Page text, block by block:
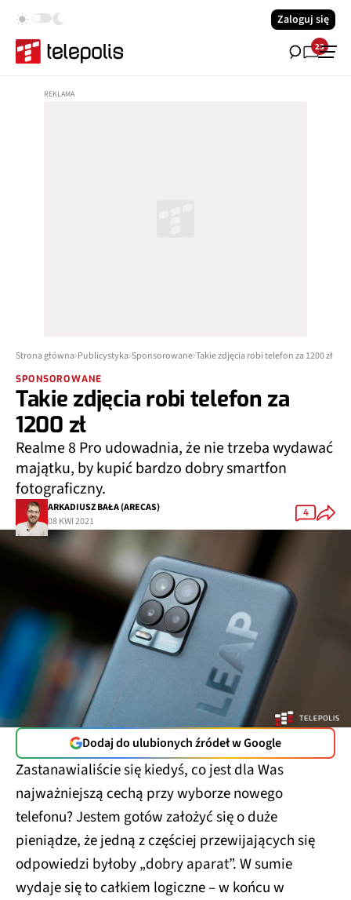
Zaloguj się
23
Strona główna Publicystyka Sponsorowane Takie zdjęcia robi telefon za 1200 zł
SPONSOROWANE
Takie zdjęcia robi telefon za
1200 zł
Realme 8 Pro udowadnia, że nie trzeba wydawać
majątku, by kupić bardzo dobry smartfon
fotograficzny.
ARKADIUSZ BAŁA (ARECAS)
08 KWI 2021
4
Dodaj do ulubionych źródeł w Google
Zastanawialiście się kiedyś, co jest dla Was
najważniejszą cechą przy wyborze nowego
telefonu? Jestem gotów założyć się o duże
pieniądze, że jedną z częściej przewijających się
odpowiedzi byłoby „dobry aparat”. W sumie
wydaje się to całkiem logiczne – w końcu w